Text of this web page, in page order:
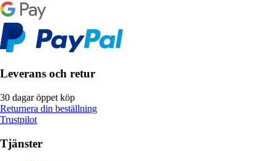
Leverans och retur
30 dagar öppet köp
Returnera din beställning
Trustpilot
Tjänster